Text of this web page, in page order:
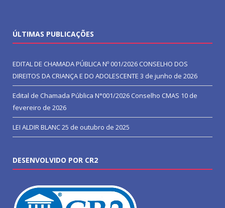
ÚLTIMAS PUBLICAÇÕES
EDITAL DE CHAMADA PÚBLICA Nº 001/2026 CONSELHO DOS
DIREITOS DA CRIANÇA E DO ADOLESCENTE 3 de junho de 2026
Edital de Chamada Pública N°001/2026 Conselho CMAS 10 de
fevereiro de 2026
LEI ALDIR BLANC25 de outubro de 2025
DESENVOLVIDO POR CR2